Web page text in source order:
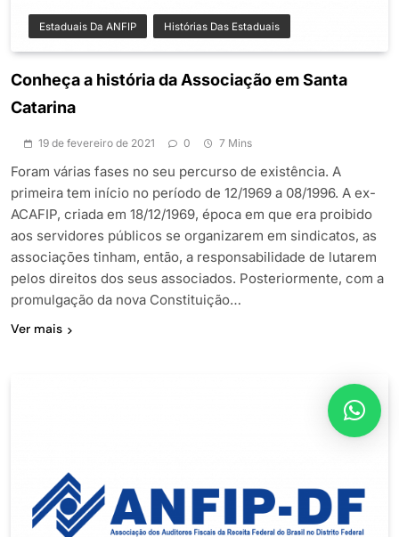
Estaduais Da ANFIP Histórias Das Estaduais
Conheça a história da Associação em Santa
Catarina
19 de fevereiro de 2021 0 7 Mins
Foram várias fases no seu percurso de existência. A
primeira tem início no período de 12/1969 a 08/1996. A ex-
ACAFIP, criada em 18/12/1969, época em que era proibido
aos servidores públicos se organizarem em sindicatos, as
associações tinham, então, a responsabilidade de lutarem
pelos direitos dos seus associados. Posteriormente, com a
promulgação da nova Constituição…
Ver mais